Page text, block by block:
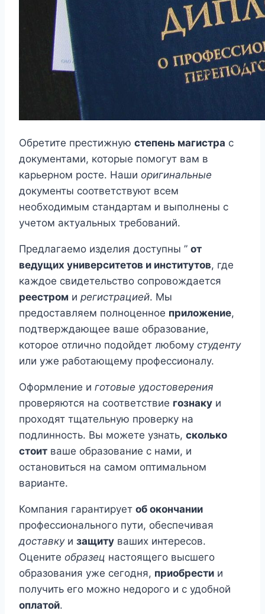
Обретите престижную степень магистра с
документами, которые помогут вам в
карьерном росте. Наши оригинальные
документы соответствуют всем
необходимым стандартам и выполнены с
учетом актуальных требований.
Предлагаемо изделия доступны ” от
ведущих университетов и институтов, где
каждое свидетельство сопровождается
реестром и регистрацией. Мы
предоставляем полноценное приложение,
подтверждающее ваше образование,
которое отлично подойдет любому студенту
или уже работающему профессионалу.
Оформление и готовые удостоверения
проверяются на соответствие гознаку и
проходят тщательную проверку на
подлинность. Вы можете узнать, сколько
стоит ваше образование с нами, и
остановиться на самом оптимальном
варианте.
Компания гарантирует об окончании
профессионального пути, обеспечивая
доставкуи защиту ваших интересов.
Оцените образец настоящего высшего
образования уже сегодня, приобрести и
получить его можно недорого и с удобной
оплатой.